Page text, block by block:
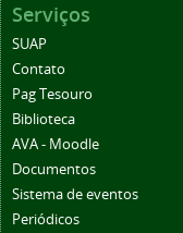
Serviços
SUAP
Contato
Pag Tesouro
Biblioteca
AVA - Moodle
Documentos
Sistema de eventos
Periódicos